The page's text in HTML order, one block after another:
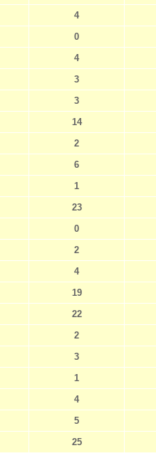
4
0
4
3
3
14
2
6
1
23
0
2
4
19
22
2
3
1
4
5
25